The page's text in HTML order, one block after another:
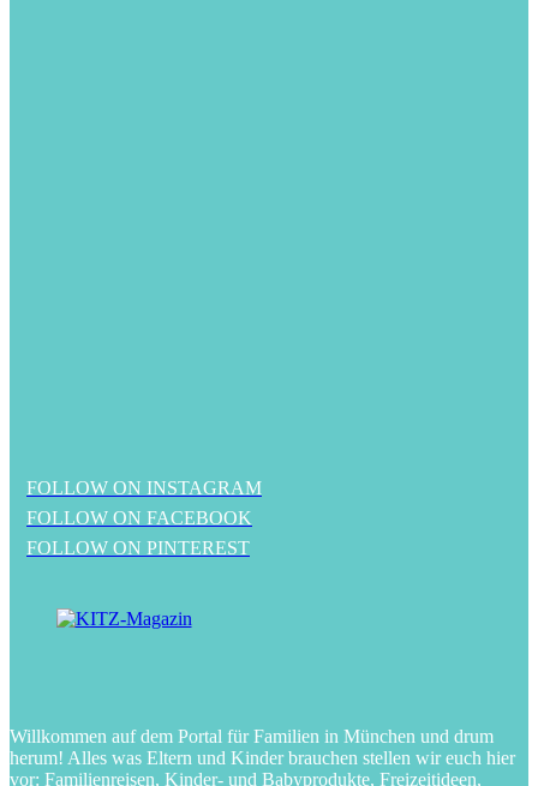
FOLLOW ON INSTAGRAM
FOLLOW ON FACEBOOK
FOLLOW ON PINTEREST
Willkommen auf dem Portal für Familien in München und drum
herum! Alles was Eltern und Kinder brauchen stellen wir euch hier
vor: Familienreisen, Kinder- und Babyprodukte, Freizeitideen,